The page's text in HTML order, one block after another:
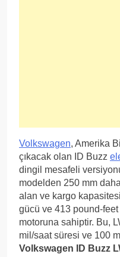
Volkswagen, Amerika
çıkacak olan ID Buzz
dingil mesafeli
modelden 250 mm
alan ve kargo
gücü ve 413 pound-
motoruna sahiptir. Bu,
mil/saat süresi ve 100
Volkswagen ID Buzz